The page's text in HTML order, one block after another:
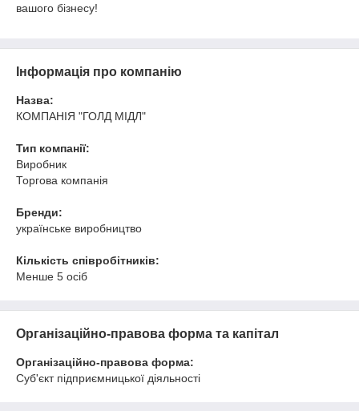
вашого бізнесу!
Інформація про компанію
Назва:
КОМПАНІЯ "ГОЛД МІДЛ"
Тип компанії:
Виробник
Торгова компанія
Бренди:
українське виробництво
Кількість співробітників:
Менше 5 осіб
Організаційно-правова форма та капітал
Організаційно-правова форма:
Суб'єкт підприємницької діяльності